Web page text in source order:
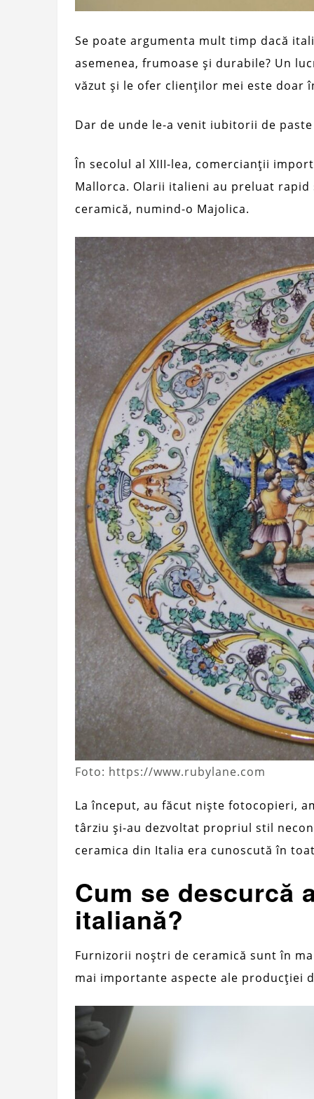
Se poate argumenta mult timp dacă
asemenea, frumoase și durabile? Un
văzut și le ofer clienților mei este
Dar de unde le-a venit iubitorii de
În secolul al XIII-lea, comercianții
Mallorca. Olarii italieni au preluat
ceramică, numind-o Majolica.
Foto: https://www.rubylane.com
La început, au făcut niște fotocopieri,
târziu și-au dezvoltat propriul stil
ceramica din Italia era cunoscută în
Cum se descurcă
italiană?
Furnizorii noștri de ceramică sunt în
mai importante aspecte ale producției